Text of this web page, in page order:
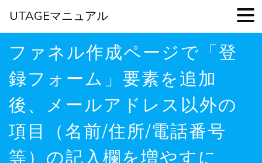
Skip
main
content
ファネル作成ページで「登
録フォーム」要素を追加
後、メールアドレス以外の
項目（名前/住所/電話番号
等）の記入欄を増やすに
UTAGEマニュアル